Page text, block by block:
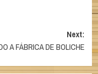
Next:
A FÁBRICA DE BOLICHE